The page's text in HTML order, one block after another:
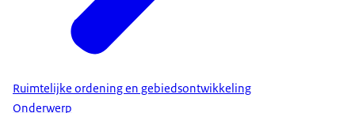
Ruimtelijke ordening en gebiedsontwikkeling
Onderwerp